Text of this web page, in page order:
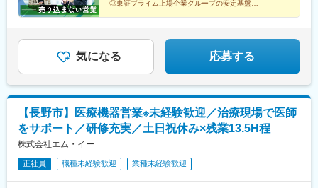
家駅、藤沢本町駅、井細田駅、県立大学駅、平塚駅、千葉寺駅、
佐倉駅、旭駅(千葉県)、木更津駅、館山駅、茂原駅、東船橋駅、小
駅、掛川市役所前駅、焼津駅、黒川駅(愛知県)、小本駅(愛知県)、
奥町駅、赤池駅(愛知県)、西岡崎駅、牛久保駅、住吉町駅、竹下
駅、西舞鶴駅、天神橋筋六丁目駅、玉出駅、久宝寺駅、茨木駅、
門真市駅、交野市駅、鳳駅、青木駅、総合運動公園駅、武庫之荘
駅、岡場駅、石生駅、西新町駅、加古川駅、英賀保駅、江原駅、
帯解駅、耳成駅、日前宮駅、紀伊新庄駅、新宮駅、尾鷲駅、高茶
屋駅、中川原駅、四十九駅、手力駅、東大垣駅、小泉駅、高山
駅、琴似駅(札幌市営)、淡路町駅、新桜台駅、新越谷駅、東宮原
駅、幸浦駅、緑町駅、堀ノ内駅、蘇我駅、清水駅(愛知県)、烏森
◎東証プライム上場企業グループの安定基盤
気になる 応募する
【長野市】医療機器営業※未経験歓迎／治療現場で医師
をサポート／研修充実／土日祝休み×残業13.5H程
株式会社エム・イー
正社員 職種未経験歓迎 業種未経験歓迎